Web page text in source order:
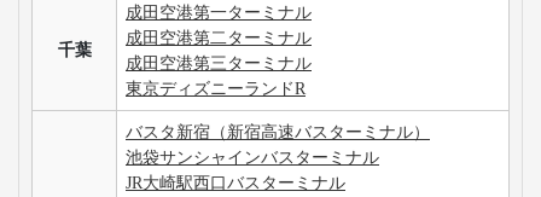
千葉
成田空港第一ターミナル
成田空港第二ターミナル
成田空港第三ターミナル
東京ディズニーランドR
バスタ新宿（新宿高速バスターミナル）
池袋サンシャインバスターミナル
JR大崎駅西口バスターミナル